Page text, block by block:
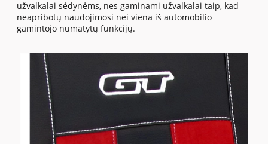
užvalkalai sėdynėms, nes gaminami užvalkalai taip, kad
neapribotų naudojimosi nei viena iš automobilio
gamintojo numatytų funkcijų.